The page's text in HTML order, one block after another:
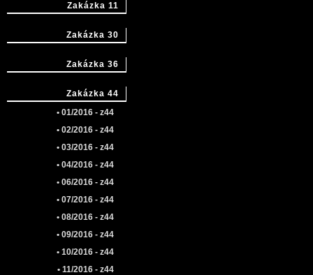
Zakázka 11
Zakázka 30
Zakázka 36
Zakázka 44
• 01/2016 - z44
• 02/2016 - z44
• 03/2016 - z44
• 04/2016 - z44
• 06/2016 - z44
• 07/2016 - z44
• 08/2016 - z44
• 09/2016 - z44
• 10/2016 - z44
• 11/2016 - z44